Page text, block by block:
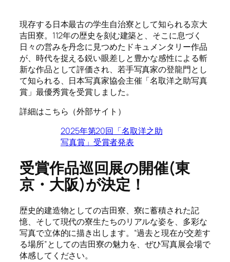
現存する日本最古の学生自治寮として知られる京大
吉田寮。112年の歴史を刻む建築と、そこに息づく
日々の営みを丹念に見つめたドキュメンタリー作品
が、時代を捉える鋭い眼差しと豊かな感性による斬
新な作品として評価され、若手写真家の登龍門とし
て知られる、日本写真家協会主催「名取洋之助写真
賞」最優秀賞を受賞しました。
詳細はこちら（外部サイト）
2025年第20回「名取洋之助
写真賞」受賞者発表
受賞作品巡回展の開催(東
京・大阪)が決定！
歴史的建造物としての吉田寮、寮に蓄積された記
憶、そして現代の寮生たちのリアルな姿を、多彩な
写真で立体的に描き出します。“過去と現在が交差す
る場所”としての吉田寮の魅力を、ぜひ写真展会場で
体感してください。